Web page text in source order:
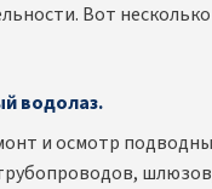
Вот
водолаз.
и осмотр